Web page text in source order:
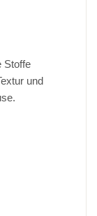
Stoffe
und